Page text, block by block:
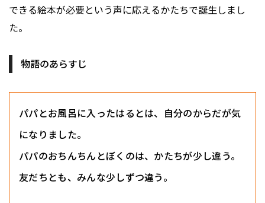
できる絵本が必要という声に応えるかたちで誕生しまし
た。
物語のあらすじ
パパとお風呂に入ったはるとは、自分のからだが気
になりました。
パパのおちんちんとぼくのは、かたちが少し違う。
友だちとも、みんな少しずつ違う。